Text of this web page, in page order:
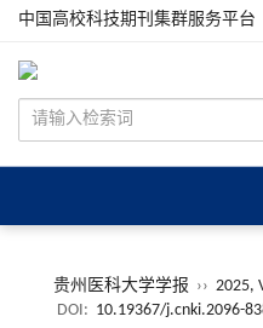
中国高校科技期刊集群服务平台
贵州医科大学学报 ›› 2025,
DOI: 10.19367/j.cnki.2096-